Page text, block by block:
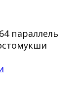
параллель